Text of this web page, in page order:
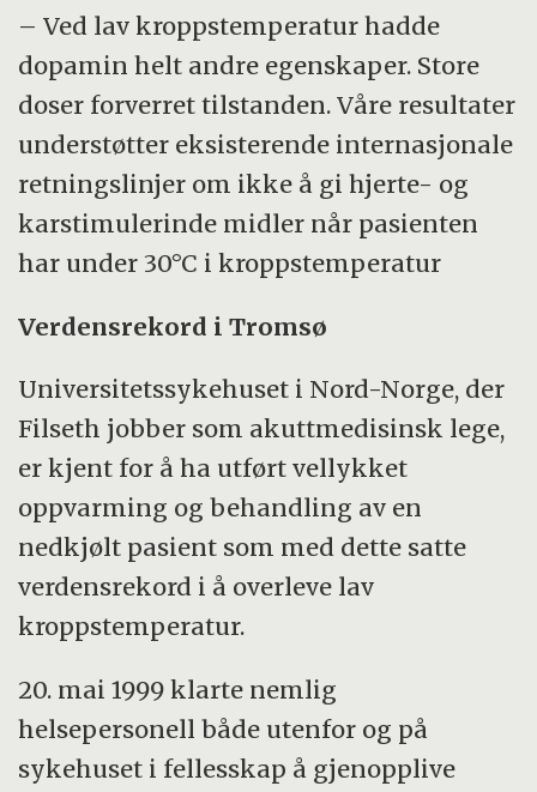
– Ved lav kroppstemperatur hadde
dopamin helt andre egenskaper. Store
doser forverret tilstanden. Våre resultater
understøtter eksisterende internasjonale
retningslinjer om ikke å gi hjerte- og
karstimulerinde midler når pasienten
har under 30°C i kroppstemperatur
Verdensrekord i Tromsø
Universitetssykehuset i Nord-Norge, der
Filseth jobber som akuttmedisinsk lege,
er kjent for å ha utført vellykket
oppvarming og behandling av en
nedkjølt pasient som med dette satte
verdensrekord i å overleve lav
kroppstemperatur.
20. mai 1999 klarte nemlig
helsepersonell både utenfor og på
sykehuset i fellesskap å gjenopplive